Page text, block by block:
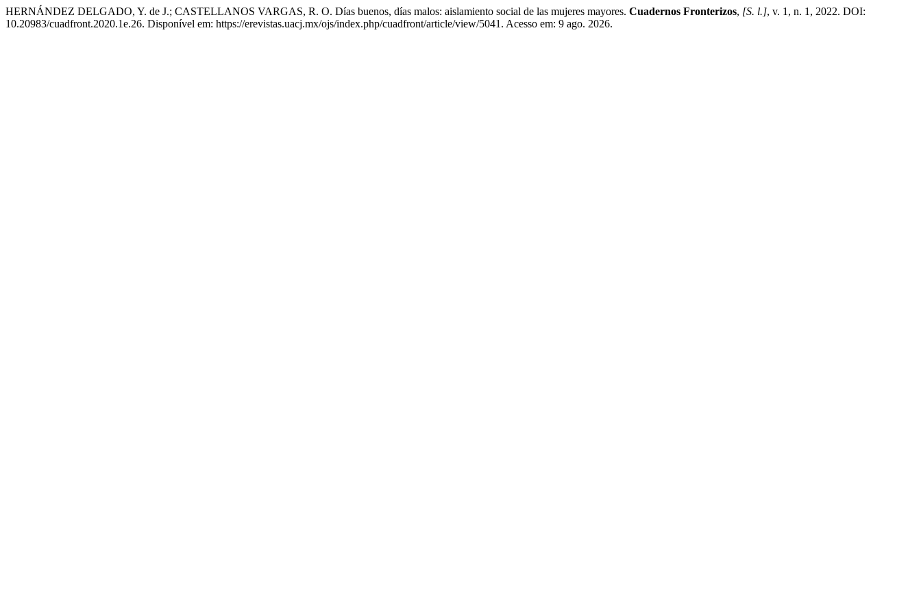
HERNÁNDEZ DELGADO, Y. de J.; CASTELLANOS VARGAS, R. O. Días buenos, días malos: aislamiento social de las mujeres mayores. Cuadernos Fronterizos, [S. l.], v. 1, n. 1, 2022. DOI:
10.20983/cuadfront.2020.1e.26. Disponível em: https://erevistas.uacj.mx/ojs/index.php/cuadfront/article/view/5041. Acesso em: 9 ago. 2026.